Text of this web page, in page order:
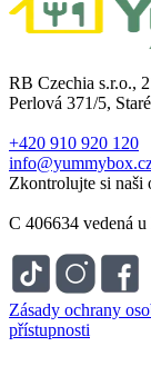
RB Czechia s.r.o.,
Perlová 371/5,
+420 910 920 120
Zkontrolujte si naši
C 406634 vedená
Zásady ochrany
přístupnosti